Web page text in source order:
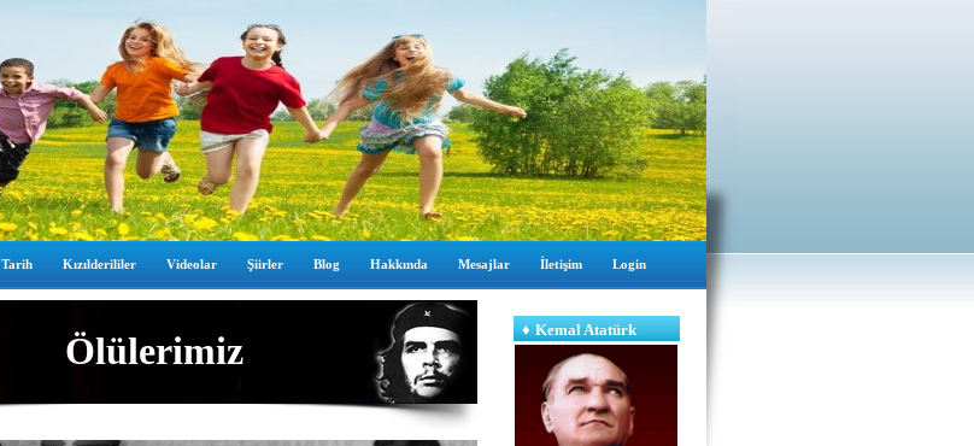
Tarih Kızılderililer Videolar Şiirler Blog Hakkında Mesajlar İletişim Login
Ölülerimiz ♦ Kemal Atatürk